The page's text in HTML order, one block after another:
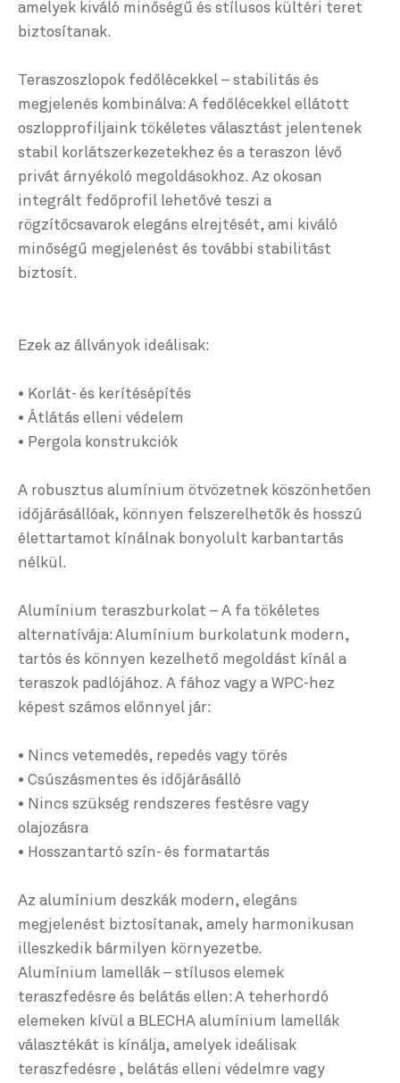
amelyek kiváló minőségű és stílusos kültéri teret
biztosítanak.
Teraszoszlopok fedőlécekkel – stabilitás és
megjelenés kombinálva: A fedőlécekkel ellátott
oszlopprofiljaink tökéletes választást jelentenek
stabil korlátszerkezetekhez és a teraszon lévő
privát árnyékoló megoldásokhoz. Az okosan
integrált fedőprofil lehetővé teszi a
rögzítőcsavarok elegáns elrejtését, ami kiváló
minőségű megjelenést és további stabilitást
biztosít.
Ezek az állványok ideálisak:
• Korlát- és kerítésépítés
• Átlátás elleni védelem
• Pergola konstrukciók
A robusztus alumínium ötvözetnek köszönhetően
időjárásállóak, könnyen felszerelhetők és hosszú
élettartamot kínálnak bonyolult karbantartás
nélkül.
Alumínium teraszburkolat – A fa tökéletes
alternatívája: Alumínium burkolatunk modern,
tartós és könnyen kezelhető megoldást kínál a
teraszok padlójához. A fához vagy a WPC-hez
képest számos előnnyel jár:
• Nincs vetemedés, repedés vagy törés
• Csúszásmentes és időjárásálló
• Nincs szükség rendszeres festésre vagy
olajozásra
• Hosszantartó szín- és formatartás
Az alumínium deszkák modern, elegáns
megjelenést biztosítanak, amely harmonikusan
illeszkedik bármilyen környezetbe.
Alumínium lamellák – stílusos elemek
teraszfedésre és belátás ellen: A teherhordó
elemeken kívül a BLECHA alumínium lamellák
választékát is kínálja, amelyek ideálisak
teraszfedésre , belátás elleni védelmre vagy